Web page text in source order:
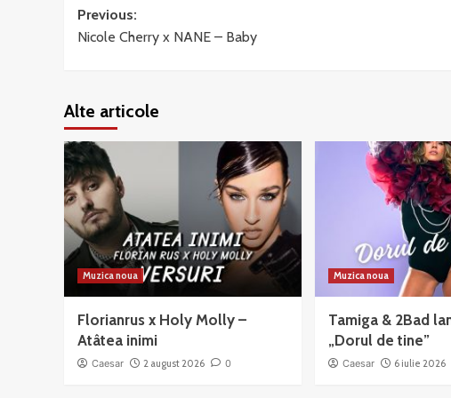
Post
navigation
Previous:
Nicole Cherry x NANE – Baby
Alte articole
Muzica noua
Florianrus x Holy Molly –
Atâtea inimi
Caesar 2 august 2026 0
Muzica noua
Tamiga & 2Bad
„Dorul de tine”
Caesar 6 iulie 2026